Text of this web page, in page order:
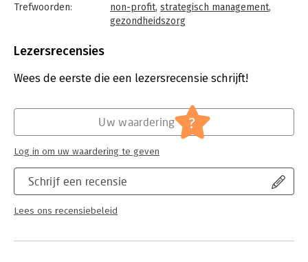
en raden van bestuur tegenspel kunnen bieden. Dit laatste is
van belang omdat in de afgelopen jaren management en
gegroeid. Medici zijn echter niet opgeleid voor management,
zorg. Om de kloof in de praktijk te overbruggen leven zowel
Het boek is praktisch getint doordat ieder hoofdstuk begint
met een herkenbare casus en eindigt met praktische tips.
Daartussenin presenteren de auteurs een selectie uit de
managementgereedschapskist warmee de probleemstelling
van de casus kan worden opgelost. Het boek is met name
bedoeld voor medische professionals en managers in de zorg.
Trefwoorden:
non-profit, strategisch management,
gezondheidszorg
Bindwijze:
Uitgever:
Bohn Stafleu van Loghum
Hoofdrubriek:
Serie:
Lezersrecensies
Wees de eerste die een lezersrecensie schrijft!
Schrijf een recensie
Lees ons recensiebeleid
Uw waardering ?
Log in om uw waardering te geven